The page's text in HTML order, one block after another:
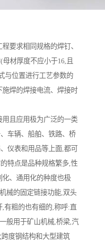
要求相同规格的焊钉、
材厚度不应小于16,且
与位置进行工艺参数的
焊的焊接电流、焊接时
且应用极为广泛的一类
车辆、船舶、铁路、桥
仪表和用品等上面,都可
特点是品种规格繁多,性
、通用化的种度也极
械的固定链接功能,双头
有粗的也有细的,称呼:直
般用于矿山机械,桥梁,汽
度钢结构和大型建筑